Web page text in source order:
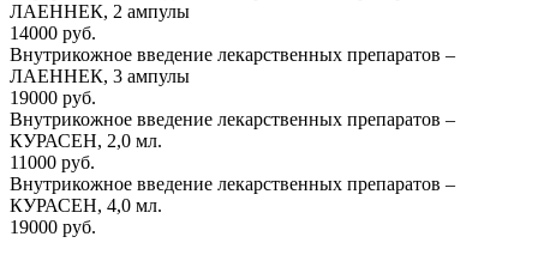
ЛАЕННЕК, 2 ампулы
14000 руб.
Внутрикожное введение лекарственных препаратов –
ЛАЕННЕК, 3 ампулы
19000 руб.
Внутрикожное введение лекарственных препаратов –
КУРАСЕН, 2,0 мл.
11000 руб.
Внутрикожное введение лекарственных препаратов –
КУРАСЕН, 4,0 мл.
19000 руб.